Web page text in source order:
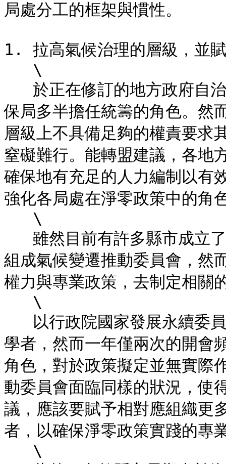
局處分工的框架與慣性。
1. 拉高氣候治理的層級，並
保局多半擔任統籌的角色。然
層級上不具備足夠的權責要求
窒礙難行。能轉盟建議，各地
確保地有充足的人力編制以有
強化各局處在淨零政策中的角
組成氣候變遷推動委員會，然
權力與專業政策，去制定相關
學者，然而一年僅兩次的開會
角色，對於政策擬定並無實際
動委員會面臨同樣的狀況，使
議，應該要賦予相對應組織更
者，以確保淨零政策實踐的專